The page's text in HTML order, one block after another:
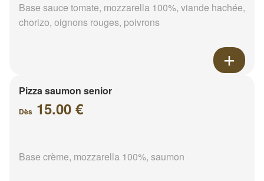
Base sauce tomate, mozzarella 100%, viande hachée,
chorizo, oignons rouges, poivrons
Pizza saumon senior
Dès 15.00 €
Base crème, mozzarella 100%, saumon